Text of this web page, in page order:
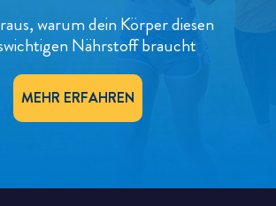
EXTRA
MUSKELKRAFT
warum dein Körper diesen
Nährstoff braucht
MEHR ERFAHREN